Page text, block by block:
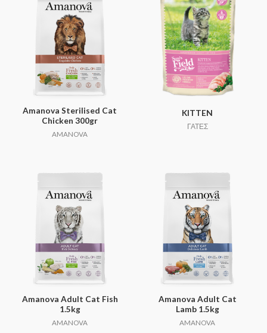
Amanova Sterilised Cat
Chicken 300gr
AMANOVA
KITTEN
ΓΑΤΕΣ
Amanova Adult Cat Fish
1.5kg
AMANOVA
Amanova Adult Cat
Lamb 1.5kg
AMANOVA